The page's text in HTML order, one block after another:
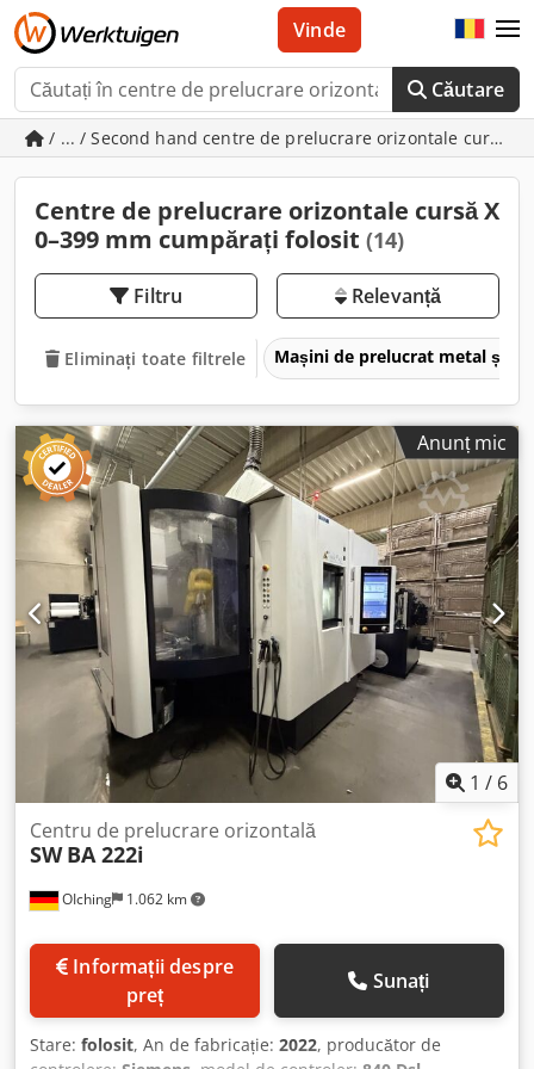
Căutare
Vinde
/ ... / Second hand centre de prelucrare orizontale cursă X
Centre de prelucrare orizontale cursă X
0–399 mm cumpărați folosit (14)
Filtru Relevanță
Eliminați toate filtrele Mașini de prelucrat metal și
Anunț mic
1 / 6
OIching 1.062 km
Centru de prelucrare orizontală
SW BA 222i
preț
Sunați
Stare: folosit, An de fabricație: 2022, producător de